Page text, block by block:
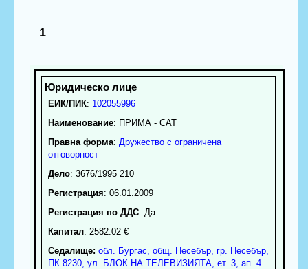
1
ЕИК/ПИК: 102055996
Наименование: ПРИМА - САТ
Правна форма: Дружество с ограничена
отговорност
Дело: 3676/1995 210
Регистрация: 06.01.2009
Регистрация по ДДС: Да
Капитал: 2582.02 €
Седалище: обл. Бургас общ. Несебър, гр. Несебър,
ПК 8230, ул. БЛОК НА ТЕЛЕВИЗИЯТА, ет. 3, ап. 4